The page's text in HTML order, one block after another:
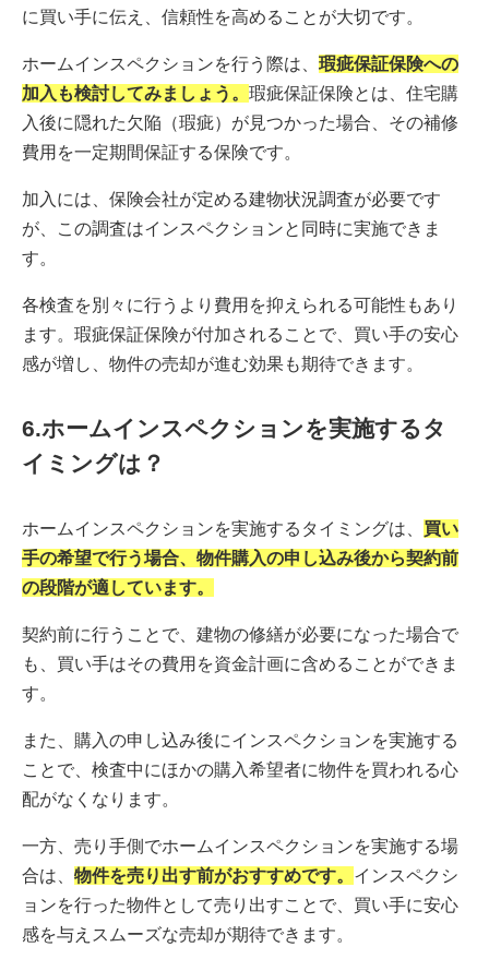
に買い手に伝え、信頼性を高めることが大切です。
ホームインスペクションを行う際は、 瑕疵保証保険への
加入も検討してみましょう。 瑕疵保証保険とは、住宅購
入後に隠れた欠陥（瑕疵）が見つかった場合、その補修
費用を一定期間保証する保険です。
加入には、保険会社が定める建物状況調査が必要です
が、この調査はインスペクションと同時に実施できま
す。
各検査を別々に行うより費用を抑えられる可能性もあり
ます。瑕疵保証保険が付加されることで、買い手の安心
感が増し、物件の売却が進む効果も期待できます。
6.ホームインスペクションを実施するタ
イミングは？
ホームインスペクションを実施するタイミングは、 買い
手の希望で行う場合、物件購入の申し込み後から契約前
の段階が適しています。
契約前に行うことで、建物の修繕が必要になった場合で
も、買い手はその費用を資金計画に含めることができま
す。
また、購入の申し込み後にインスペクションを実施する
ことで、検査中にほかの購入希望者に物件を買われる心
配がなくなります。
一方、売り手側でホームインスペクションを実施する場
合は、 物件を売り出す前がおすすめです。 インスペクシ
ョンを行った物件として売り出すことで、買い手に安心
感を与えスムーズな売却が期待できます。